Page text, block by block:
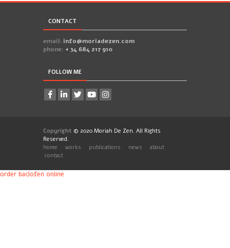
CONTACT
email: info@moriadezen.com
phone: + 34 684 217 910
FOLLOW ME
Copyright © 2020 Moriah De Zen. All Rights
Reserved.
home
works publications news
about
contact
order baclofen online